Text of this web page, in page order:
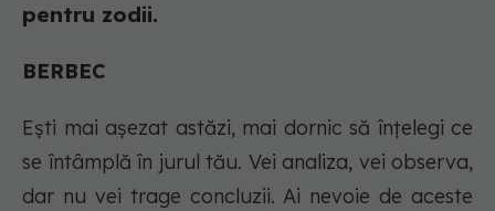
pentru zodii.
BERBEC
Eşti mai așezat astăzi, mai dornic să înțelegi ce
se întâmplă în jurul tău. Vei analiza, vei observa,
dar nu vei trage concluzii. Ai nevoie de aceste